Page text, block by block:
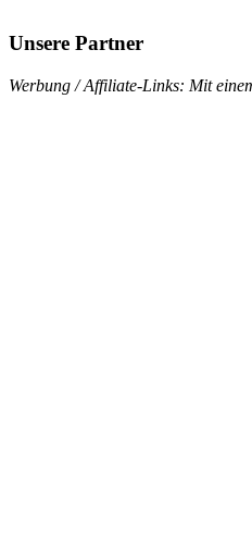
Unsere Partner
Werbung / Affiliate-Links: Mit